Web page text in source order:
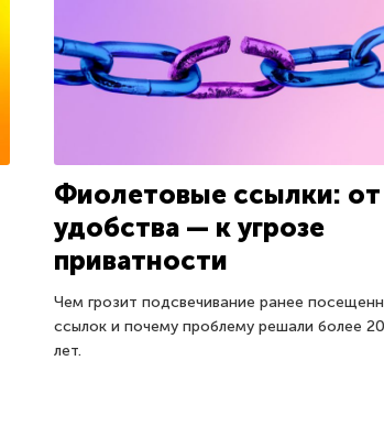
Фиолетовые ссылки: от
удобства — к угрозе
приватности
Чем грозит подсвечивание ранее
ссылок и почему проблему решали более 20
лет.